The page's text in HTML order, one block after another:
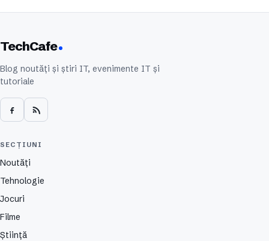
TechCafe
Blog noutăți și știri IT, evenimente IT și
tutoriale
SECȚIUNI
Noutăți
Tehnologie
Jocuri
Filme
Știință